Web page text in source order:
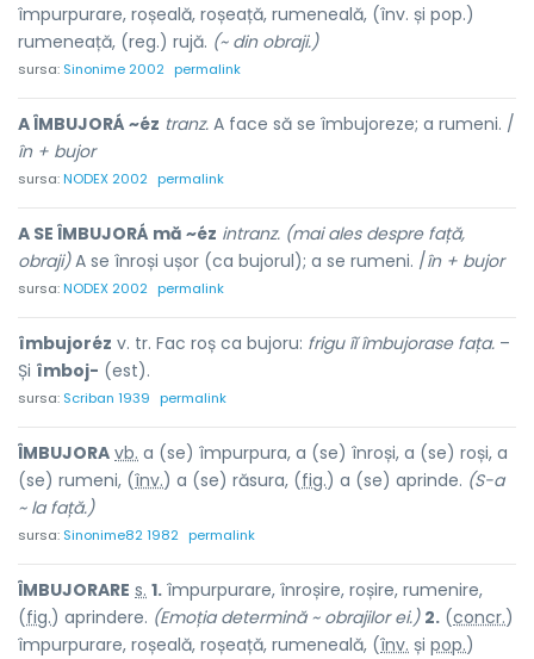
împurpurare, roșeală, roșeață, rumeneală, (înv. și pop.)
rumeneață, (reg.) rujă. (~ din obraji.)
sursa: Sinonime 2002 permalink
A ÎMBUJORÁ ~éz tranz. A face să se îmbujoreze; a rumeni. /
în + bujor
sursa:NODEX 2002 permalink
A SE ÎMBUJORÁ mă ~éz intranz. (mai ales despre față,
obraji)A se înroși ușor (ca bujorul); a se rumeni. /în + bujor
sursa:NODEX 2002 permalink
îmbujoréz v. tr. Fac roș ca bujoru: frigu îĭ îmbujorase fața. –
Și îmboj- (est).
sursa: Scriban 1939 permalink
ÎMBUJORA vb. a (se) împurpura, a (se) înroși, a (se) roși, a
(se) rumeni, (înv.) a (se) răsura, (fig.) a (se) aprinde. (S-a
~ la față.)
sursa: Sinonime82 1982 permalink
ÎMBUJORARE s. 1. împurpurare, înroșire, roșire, rumenire,
(fig.) aprindere. (Emoția determină ~ obrajilor ei.) 2. (concr.)
împurpurare, roșeală, roșeață, rumeneală, (înv. și pop.)